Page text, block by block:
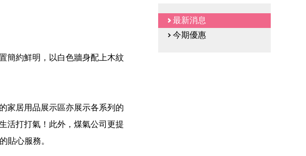
簡約鮮明，以白色牆身配上木紋
家居用品展示區亦展示各系列的
活打打氣！此外，煤氣公司更提
貼心服務。
最新消息
今期優惠